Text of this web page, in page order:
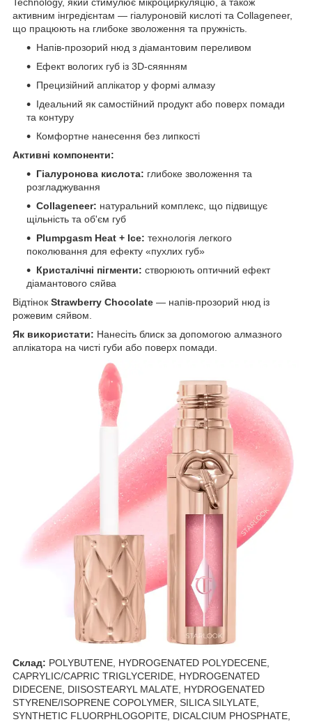
активним інгредієнтам — гіалуроновій кислоті та Collageneer,
що працюють на глибоке зволоження та пружність.
Напів-прозорий нюд з діамантовим переливом
Ефект вологих губ із 3D-сяянням
Прецизійний аплікатор у формі алмазу
Ідеальний як самостійний продукт або поверх помади
та контуру
Комфортне нанесення без липкості
Активні компоненти:
Гіалуронова кислота: глибоке зволоження та
розгладжування
Collageneer: натуральний комплекс, що підвищує
щільність та об'єм губ
Plumpgasm Heat + Ice: технологія легкого
поколювання для ефекту «пухлих губ»
Кристалічні пігменти: створюють оптичний ефект
діамантового сяйва
Відтінок Strawberry Chocolate — напів-прозорий нюд із
рожевим сяйвом.
Як використати: Нанесіть блиск за допомогою алмазного
аплікатора на чисті губи або поверх помади.
Склад: POLYBUTENE, HYDROGENATED POLYDECENE,
CAPRYLIC/CAPRIC TRIGLYCERIDE, HYDROGENATED
DIDECENE, DIISOSTEARYL MALATE, HYDROGENATED
STYRENE/ISOPRENE COPOLYMER, SILICA SILYLATE,
SYNTHETIC FLUORPHLOGOPITE, DICALCIUM PHOSPHATE,